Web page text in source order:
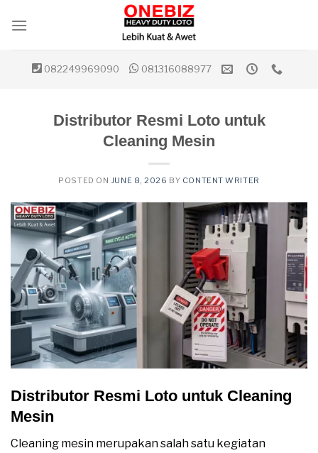
082249969090 081316088977
Distributor Resmi Loto untuk
Cleaning Mesin
POSTED ON JUNE 8, 2026 BY CONTENT WRITER
Distributor Resmi Loto untuk Cleaning
Mesin
Cleaning mesin merupakan salah satu kegiatan